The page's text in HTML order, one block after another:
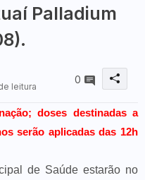
Palladium
leitura
0
doses destinadas a
serão aplicadas das 12h
de Saúde estarão no